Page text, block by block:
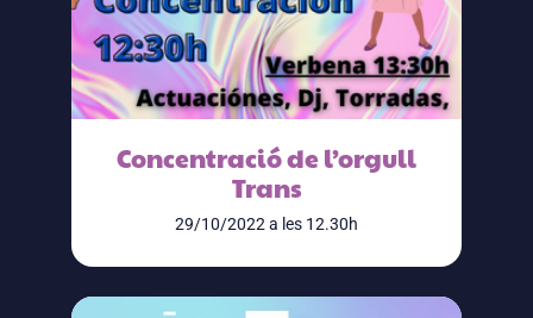
Concentració de l’orgull
Trans
29/10/2022 a les 12.30h